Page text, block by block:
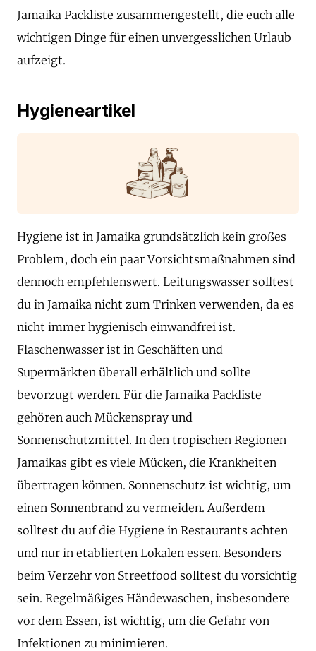
Jamaika Packliste zusammengestellt, die euch alle
wichtigen Dinge für einen unvergesslichen Urlaub
aufzeigt.
Hygieneartikel
Hygiene ist in Jamaika grundsätzlich kein großes
Problem, doch ein paar Vorsichtsmaßnahmen sind
dennoch empfehlenswert. Leitungswasser solltest
du in Jamaika nicht zum Trinken verwenden, da es
nicht immer hygienisch einwandfrei ist.
Flaschenwasser ist in Geschäften und
Supermärkten überall erhältlich und sollte
bevorzugt werden. Für die Jamaika Packliste
gehören auch Mückenspray und
Sonnenschutzmittel. In den tropischen Regionen
Jamaikas gibt es viele Mücken, die Krankheiten
übertragen können. Sonnenschutz ist wichtig, um
einen Sonnenbrand zu vermeiden. Außerdem
solltest du auf die Hygiene in Restaurants achten
und nur in etablierten Lokalen essen. Besonders
beim Verzehr von Streetfood solltest du vorsichtig
sein. Regelmäßiges Händewaschen, insbesondere
vor dem Essen, ist wichtig, um die Gefahr von
Infektionen zu minimieren.